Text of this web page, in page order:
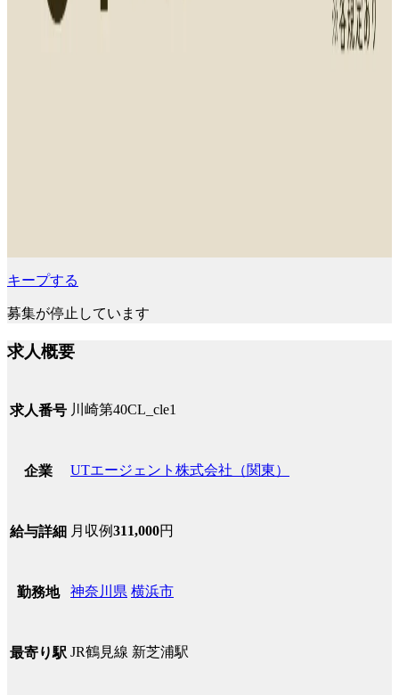
キープする
募集が停止しています
求人概要
求人番号 川崎第40CL_cle1
企業 UTエージェント株式会社（関東）
給与詳細 月収例311,000円
勤務地 神奈川県 横浜市
最寄り駅 JR鶴見線 新芝浦駅